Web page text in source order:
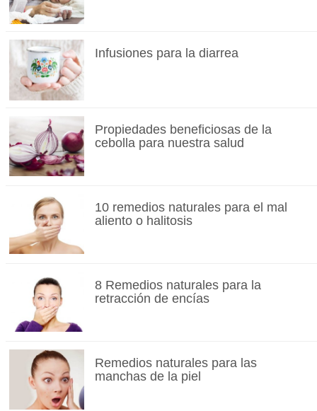
Infusiones para la diarrea
Propiedades beneficiosas de la
cebolla para nuestra salud
10 remedios naturales para el mal
aliento o halitosis
8 Remedios naturales para la
retracción de encías
Remedios naturales para las
manchas de la piel